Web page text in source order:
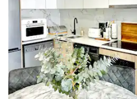
4,53/5, recenzija: 17